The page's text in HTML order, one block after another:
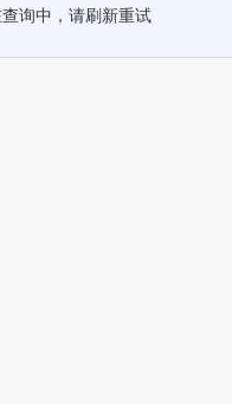
询中，请刷新重试